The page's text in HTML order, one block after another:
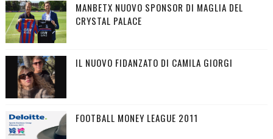
MANBETX NUOVO SPONSOR DI MAGLIA DEL
CRYSTAL PALACE
IL NUOVO FIDANZATO DI CAMILA GIORGI
FOOTBALL MONEY LEAGUE 2011